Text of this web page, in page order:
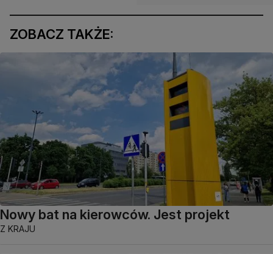
ZOBACZ TAKŻE:
Nowy bat na kierowców. Jest projekt
Z KRAJU